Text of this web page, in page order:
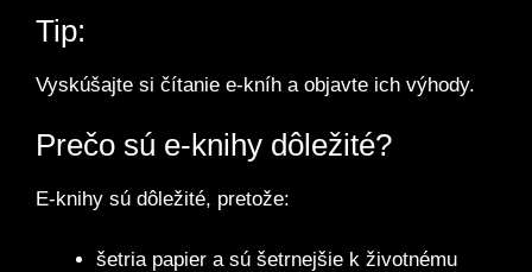
Tip:
Vyskúšajte si čítanie e-kníh a objavte ich výhody.
Prečo sú e-knihy dôležité?
E-knihy sú dôležité, pretože:
šetria papier a sú šetrnejšie k životnému